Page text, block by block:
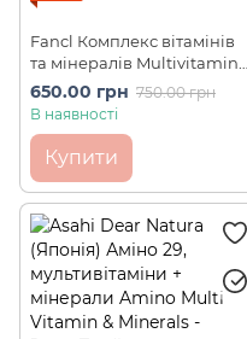
Fancl Комплекс вітамінів
та мінералів Multivitamins
& Mineral Base POWER (90
шт на 30 днів)
650.00 грн 750.00 грн
В наявності
Купити